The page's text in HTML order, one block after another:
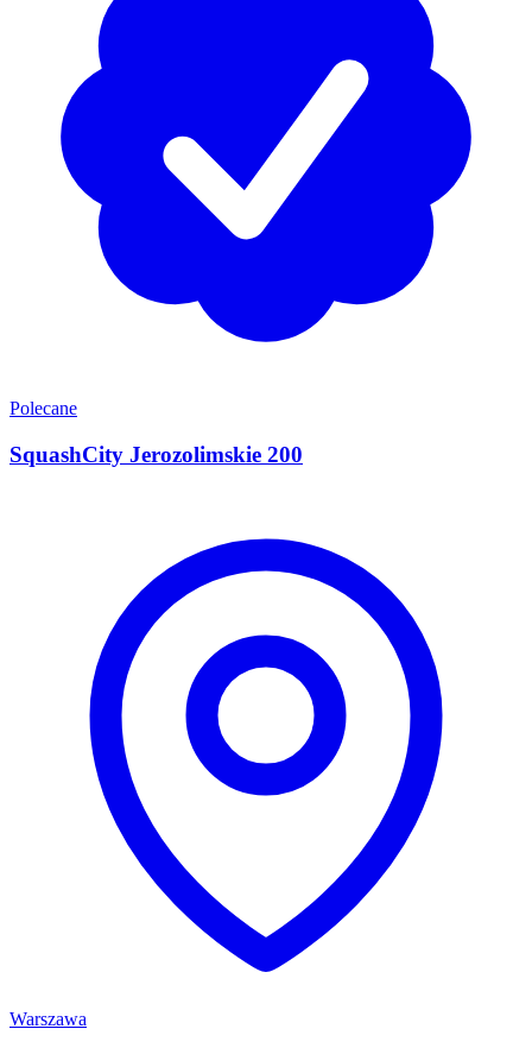
Polecane
SquashCity Jerozolimskie 200
Warszawa